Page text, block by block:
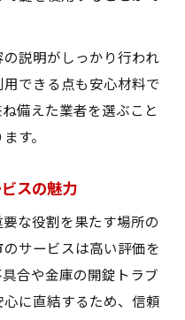
説明がしっかり行われ
できる点も安心材料で
備えた業者を選ぶこと
す。
スの魅力
な役割を果たす場所の
サービスは高い評価を
合や金庫の開錠トラブ
に直結するため、信頼